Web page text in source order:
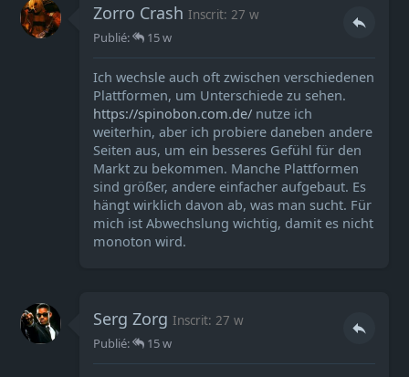
Zorro Crash Inscrit: 27 w
Publié:
15 w
Ich wechsle auch oft zwischen verschiedenen
Plattformen, um Unterschiede zu sehen.
https://spinobon.com.de/nutze ich
weiterhin, aber ich probiere daneben andere
Seiten aus, um ein besseres Gefühl für den
Markt zu bekommen. Manche Plattformen
sind größer, andere einfacher aufgebaut. Es
hängt wirklich davon ab, was man sucht. Für
mich ist Abwechslung wichtig, damit es nicht
monoton wird.
Serg Zorg Inscrit: 27 w
Publié:
15 w